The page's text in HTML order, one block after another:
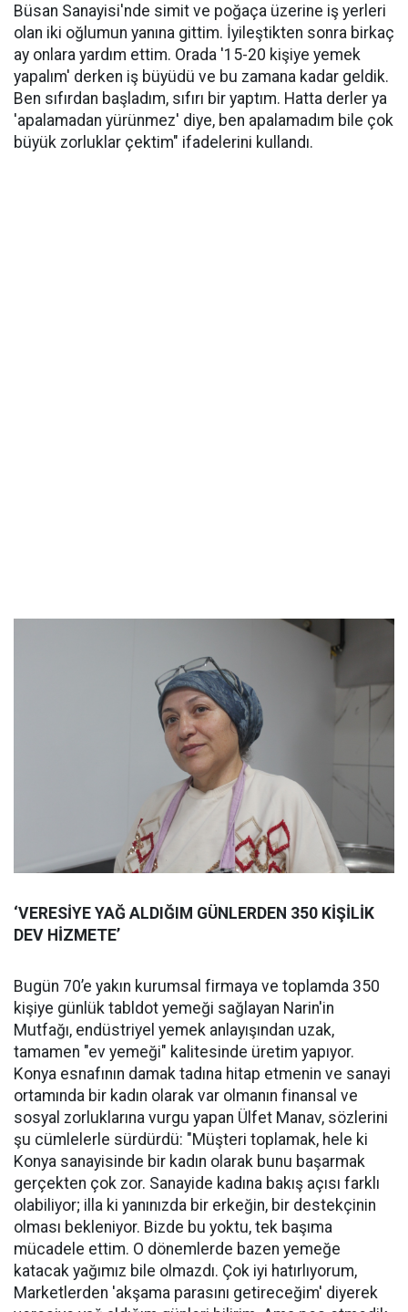
Büsan Sanayisi'nde simit ve poğaça üzerine iş yerleri
olan iki oğlumun yanına gittim. İyileştikten sonra birkaç
ay onlara yardım ettim. Orada '15-20 kişiye yemek
yapalım' derken iş büyüdü ve bu zamana kadar geldik.
Ben sıfırdan başladım, sıfırı bir yaptım. Hatta derler ya
'apalamadan yürünmez' diye, ben apalamadım bile çok
büyük zorluklar çektim" ifadelerini kullandı.
‘VERESİYE YAĞ ALDIĞIM GÜNLERDEN 350 KİŞİLİK
DEV HİZMETE’
Bugün 70’e yakın kurumsal firmaya ve toplamda 350
kişiye günlük tabldot yemeği sağlayan Narin'in
Mutfağı, endüstriyel yemek anlayışından uzak,
tamamen "ev yemeği" kalitesinde üretim yapıyor.
Konya esnafının damak tadına hitap etmenin ve sanayi
ortamında bir kadın olarak var olmanın finansal ve
sosyal zorluklarına vurgu yapan Ülfet Manav, sözlerini
şu cümlelerle sürdürdü: "Müşteri toplamak, hele ki
Konya sanayisinde bir kadın olarak bunu başarmak
gerçekten çok zor. Sanayide kadına bakış açısı farklı
olabiliyor; illa ki yanınızda bir erkeğin, bir destekçinin
olması bekleniyor. Bizde bu yoktu, tek başıma
mücadele ettim. O dönemlerde bazen yemeğe
katacak yağımız bile olmazdı. Çok iyi hatırlıyorum,
Marketlerden 'akşama parasını getireceğim' diyerek